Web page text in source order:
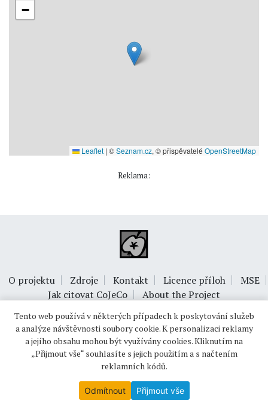
−
Leaflet | ©Seznam.cz, © přispěvatelé OpenStreetMap
Reklama:
O projektu Zdroje Kontakt Licence příloh
MSE
Jak citovat CoJeCo
About the Project
© 1999-2026OPTIMUS s.r.o.
Tento web používá v některých případech k poskytování služeb
a analýze návštěvnosti soubory cookie. K personalizaci reklamy
a jejího obsahu mohou být využívány cookies. Kliknutím na
„Přijmout vše“ souhlasíte s jejich použitím a s načtením
reklamních kódů.
Odmítnout Přijmout vše